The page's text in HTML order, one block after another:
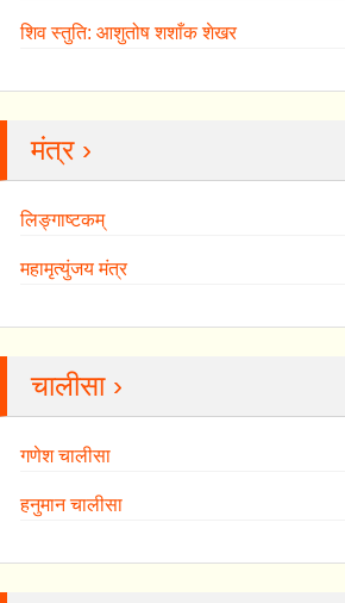
शिव स्तुति: आशुतोष शशाँक शेखर
मंत्र ›
लिङ्गाष्टकम्
महामृत्युंजय मंत्र
चालीसा ›
गणेश चालीसा
हनुमान चालीसा